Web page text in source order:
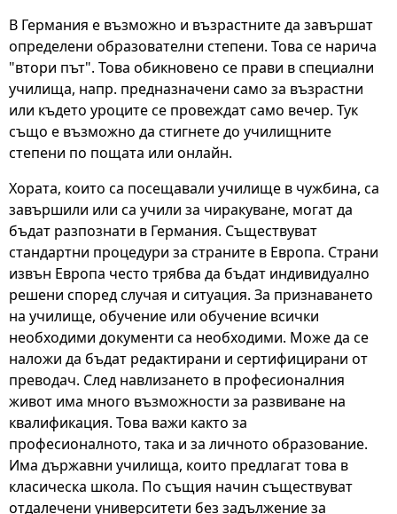
В Германия е възможно и възрастните да завършат
определени образователни степени. Това се нарича
"втори път". Това обикновено се прави в специални
училища, напр. предназначени само за възрастни
или където уроците се провеждат само вечер. Тук
също е възможно да стигнете до училищните
степени по пощата или онлайн.
Хората, които са посещавали училище в чужбина, са
завършили или са учили за чиракуване, могат да
бъдат разпознати в Германия. Съществуват
стандартни процедури за страните в Европа. Страни
извън Европа често трябва да бъдат индивидуално
решени според случая и ситуация. За признаването
на училище, обучение или обучение всички
необходими документи са необходими. Може да се
наложи да бъдат редактирани и сертифицирани от
преводач. След навлизането в професионалния
живот има много възможности за развиване на
квалификация. Това важи както за
професионалното, така и за личното образование.
Има държавни училища, които предлагат това в
класическа школа. По същия начин съществуват
отдалечени университети без задължение за